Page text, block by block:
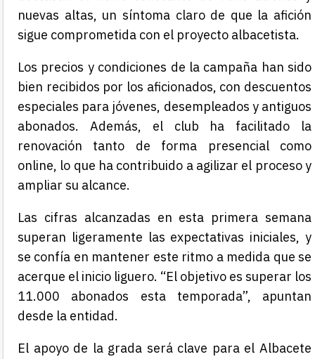
nuevas altas, un síntoma claro de que la afición
sigue comprometida con el proyecto albacetista.
Los precios y condiciones de la campaña han sido
bien recibidos por los aficionados, con descuentos
especiales para jóvenes, desempleados y antiguos
abonados. Además, el club ha facilitado la
renovación tanto de forma presencial como
online, lo que ha contribuido a agilizar el proceso y
ampliar su alcance.
Las cifras alcanzadas en esta primera semana
superan ligeramente las expectativas iniciales, y
se confía en mantener este ritmo a medida que se
acerque el inicio liguero. “El objetivo es superar los
11.000 abonados esta temporada”, apuntan
desde la entidad.
El apoyo de la grada será clave para el Albacete